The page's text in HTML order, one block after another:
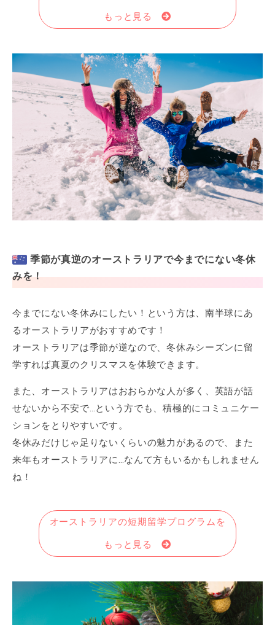
もっと見る
季節が真逆のオーストラリアで今までにない冬休
みを！
今までにない冬休みにしたい！という方は、南半球にあ
るオーストラリアがおすすめです！
オーストラリアは季節が逆なので、冬休みシーズンに留
学すれば真夏のクリスマスを体験できます。
また、オーストラリアはおおらかな人が多く、英語が話
せないから不安で…という方でも、積極的にコミュニケー
ションをとりやすいです。
冬休みだけじゃ足りないくらいの魅力があるので、また
来年もオーストラリアに…なんて方もいるかもしれません
ね！
オーストラリアの短期留学プログラムを
もっと見る